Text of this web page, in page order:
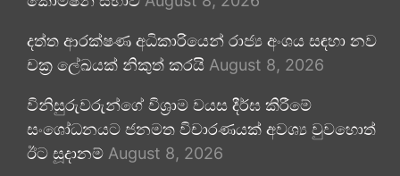
දත්ත ආරක්ෂණ අධිකාරියෙන් රාජ්‍ය අංශය සඳහා නව
චක්‍ර ලේඛයක් නිකුත් කරයි August 8, 2026
විනිසුරුවරුන්ගේ විශ්‍රාම වයස දීර්ඝ කිරීමේ
සංශෝධනයට ජනමත විචාරණයක් අවශ්‍ය වුවහොත්
ඊට සූදානම් August 8, 2026